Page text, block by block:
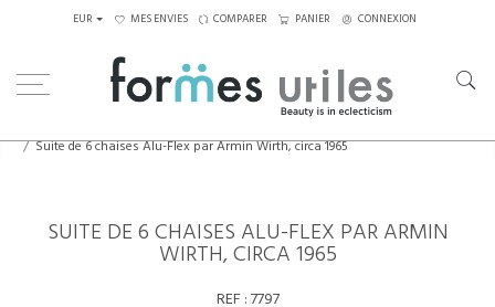
EUR MES ENVIES COMPARER PANIER CONNEXION
Suite de 6 chaises Alu-Flex par Armin Wirth, circa 1965
SUITE DE 6 CHAISES ALU-FLEX PAR ARMIN
WIRTH, CIRCA 1965
REF :7797